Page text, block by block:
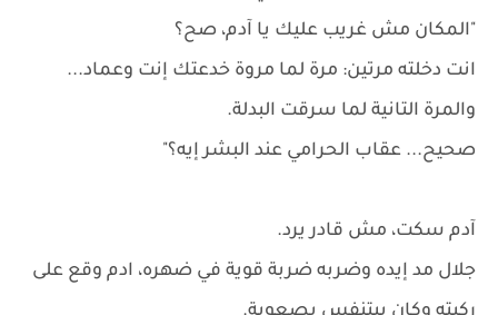
"المكان مش غريب عليك يا آدم، صح؟
انت دخلته مرتين: مرة لما مروة خدعتك إنت وعماد...
والمرة التانية لما سرقت البدلة.
صحيح... عقاب الحرامي عند البشر إيه؟"
آدم سكت، مش قادر يرد.
جلال مد إيده وضربه ضربة قوية في ضهره، ادم وقع على